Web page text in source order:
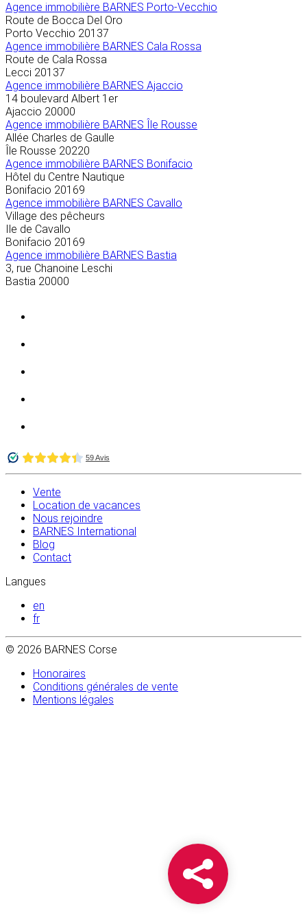
Agence immobilière BARNES Porto-Vecchio
Route de Bocca Del Oro
Porto Vecchio 20137
Agence immobilière BARNES Cala Rossa
Route de Cala Rossa
Lecci 20137
Agence immobilière BARNES Ajaccio
14 boulevard Albert 1er
Ajaccio 20000
Agence immobilière BARNES Île Rousse
Allée Charles de Gaulle
Île Rousse 20220
Agence immobilière BARNES Bonifacio
Hôtel du Centre Nautique
Bonifacio 20169
Agence immobilière BARNES Cavallo
Village des pêcheurs
Ile de Cavallo
Bonifacio 20169
Agence immobilière BARNES Bastia
3, rue Chanoine Leschi
Bastia 20000
Vente
Location de vacances
Nous rejoindre
BARNES International
Blog
Contact
Langues
en
fr
© 2026 BARNES Corse
Honoraires
Conditions générales de vente
Mentions légales